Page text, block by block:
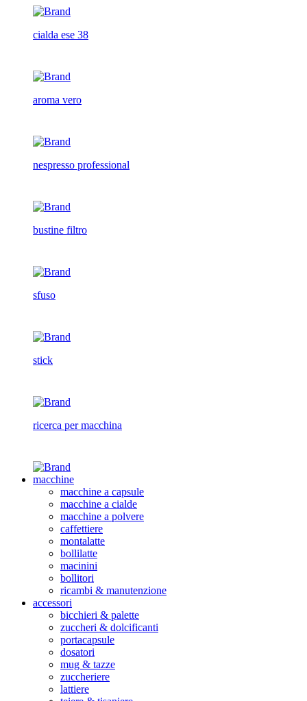
cialda ese 38
aroma vero
nespresso professional
bustine filtro
sfuso
stick
ricerca per macchina
macchine
macchine a capsule
macchine a cialde
macchine a polvere
caffettiere
montalatte
bollilatte
macinini
bollitori
ricambi & manutenzione
accessori
bicchieri & palette
zuccheri & dolcificanti
portacapsule
dosatori
mug & tazze
zuccheriere
lattiere